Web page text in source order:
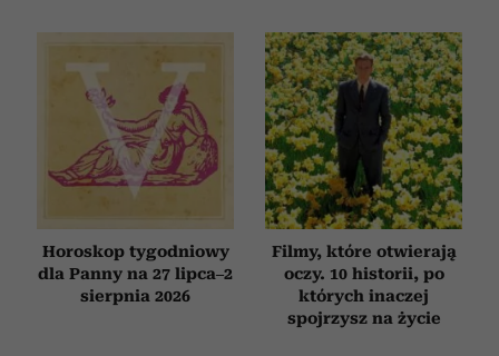
Horoskop tygodniowy
dla Panny na 27 lipca–2
sierpnia 2026
Filmy, które otwierają
oczy. 10 historii, po
których inaczej
spojrzysz na życie